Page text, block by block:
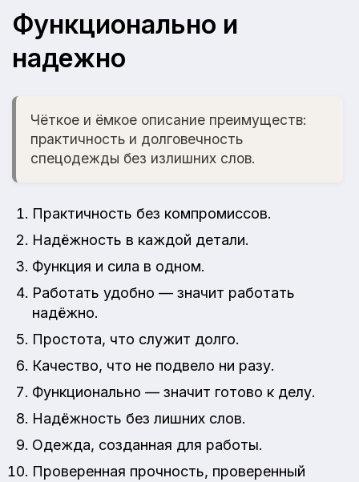
Функционально и
надежно
Чёткое и ёмкое описание преимуществ:
практичность и долговечность
спецодежды без излишних слов.
Практичность без компромиссов.
Надёжность в каждой детали.
Функция и сила в одном.
Работать удобно — значит работать
надёжно.
Простота, что служит долго.
Качество, что не подвело ни разу.
Функционально — значит готово к делу.
Надёжность без лишних слов.
Одежда, созданная для работы.
Проверенная прочность, проверенный